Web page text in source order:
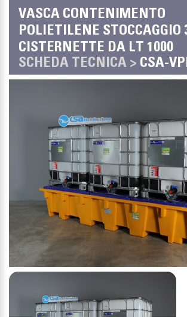
VASCA CONTENIMENTO
POLIETILENE STOCCAGGIO
CISTERNETTE DA LT 1000
SCHEDA TECNICA > CSA-